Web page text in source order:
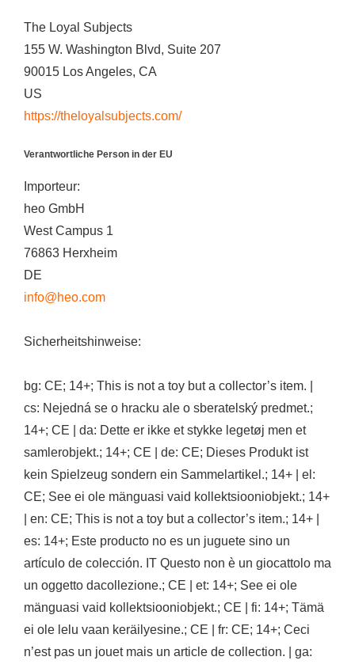
The Loyal Subjects
155 W. Washington Blvd, Suite 207
90015 Los Angeles, CA
US
https://theloyalsubjects.com/
Verantwortliche Person in der EU
Importeur:
heo GmbH
West Campus 1
76863 Herxheim
DE
info@heo.com
Sicherheitshinweise:
bg: CE; 14+; This is not a toy but a collector’s item. |
cs: Nejedná se o hracku ale o sberatelský predmet.;
14+; CE | da: Dette er ikke et stykke legetøj men et
samlerobjekt.; 14+; CE | de: CE; Dieses Produkt ist
kein Spielzeug sondern ein Sammelartikel.; 14+ | el:
CE; See ei ole mänguasi vaid kollektsiooniobjekt.; 14+
| en: CE; This is not a toy but a collector’s item.; 14+ |
es: 14+; Este producto no es un juguete sino un
artículo de colección. IT Questo non è un giocattolo ma
un oggetto dacollezione.; CE | et: 14+; See ei ole
mänguasi vaid kollektsiooniobjekt.; CE | fi: 14+; Tämä
ei ole lelu vaan keräilyesine.; CE | fr: CE; 14+; Ceci
n’est pas un jouet mais un article de collection. | ga: